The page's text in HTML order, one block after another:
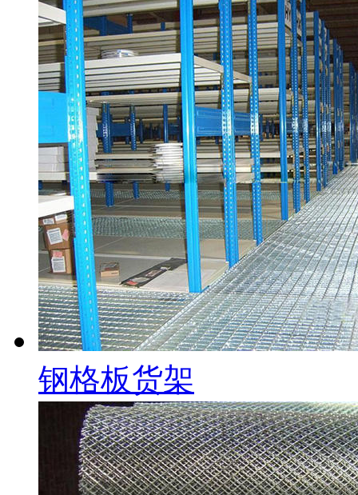
钢格板货架